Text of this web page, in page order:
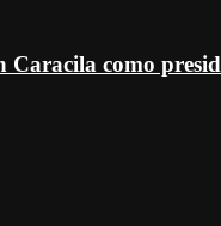
Caracila como